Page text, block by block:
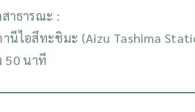
าธารณะ :
านีไอสึทะชิมะ (Aizu Tashima
50 นาที